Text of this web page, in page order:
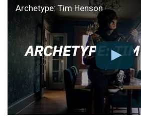
Archetype: Tim Henson